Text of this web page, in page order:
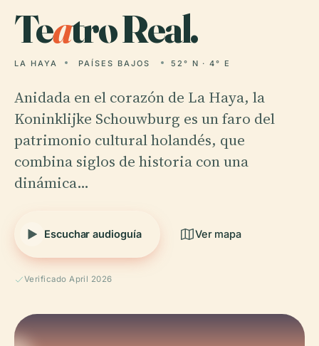
Teatro Real.
LA HAYA PAÍSES BAJOS 52° N · 4° E
Anidada en el corazón de La Haya, la
Koninklijke Schouwburg es un faro del
patrimonio cultural holandés, que
combina siglos de historia con una
dinámica…
Escuchar audioguía Ver mapa
Verificado April 2026